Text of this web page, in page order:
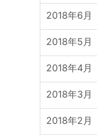
2018年6月
2018年5月
2018年4月
2018年3月
2018年2月